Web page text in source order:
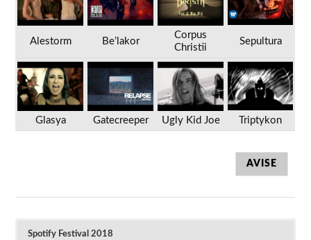
Alestorm Be’lakor
Corpus
Christii
Sepultura
Glasya Gatecreeper Ugly Kid Joe Triptykon
AVISE
Spotify Festival 2018